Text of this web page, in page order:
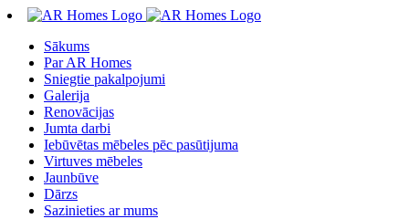
Skip
contentSākums
Par AR Homes
Sniegtie pakalpojumi
Galerija
Renovācijas
Jumta darbi
Iebūvētas mēbeles pēc pasūtijuma
Virtuves mēbeles
Jaunbūve
Dārzs
Sazinieties ar mums